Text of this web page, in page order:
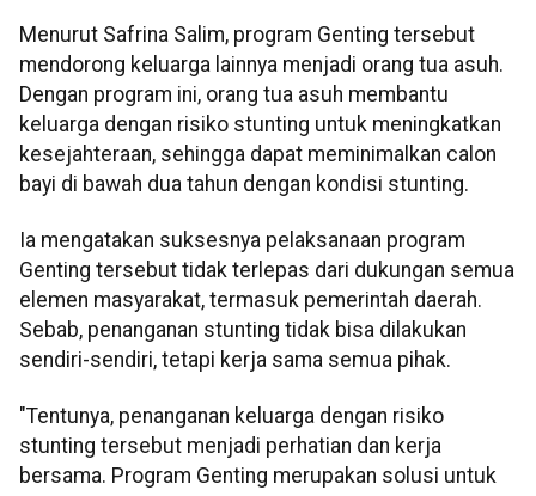
Menurut Safrina Salim, program Genting tersebut
mendorong keluarga lainnya menjadi orang tua asuh.
Dengan program ini, orang tua asuh membantu
keluarga dengan risiko stunting untuk meningkatkan
kesejahteraan, sehingga dapat meminimalkan calon
bayi di bawah dua tahun dengan kondisi stunting.
Ia mengatakan suksesnya pelaksanaan program
Genting tersebut tidak terlepas dari dukungan semua
elemen masyarakat, termasuk pemerintah daerah.
Sebab, penanganan stunting tidak bisa dilakukan
sendiri-sendiri, tetapi kerja sama semua pihak.
"Tentunya, penanganan keluarga dengan risiko
stunting tersebut menjadi perhatian dan kerja
bersama. Program Genting merupakan solusi untuk